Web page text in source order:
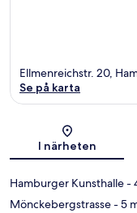
Ellmenreichstr. 20,
Se på karta
I närheten
Hamburger Kunsthalle-
Mönckebergstrasse- 5